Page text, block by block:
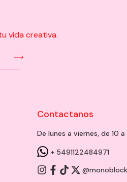
vida creativa.
Contactanos
De lunes a viernes, de 10 a
+ 5491122484971
@monoblock